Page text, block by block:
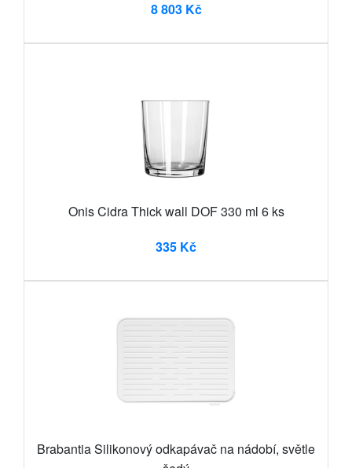
8 803 Kč
Onis Cidra Thick wall DOF 330 ml 6 ks
335 Kč
Brabantia Silikonový odkapávač na nádobí, světle